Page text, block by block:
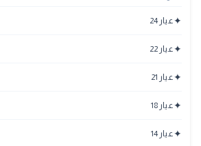
✦عيار 24
✦عيار 22
✦عيار 21
✦عيار 18
✦عيار 14